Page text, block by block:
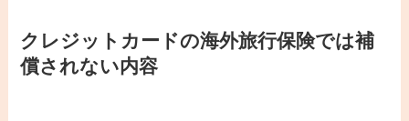
クレジットカードの海外旅行保険では補
償されない内容